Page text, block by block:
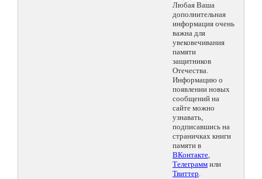
Любая Ваша
дополнительная
информация очень
важна для
увековечивания
памяти
защитников
Отечества.
Информацию о
появлении новых
сообщений на
сайте можно
узнавать,
подписавшись на
страничках книги
памяти в
ВКонтакте,
Телеграмм или
Твиттер.